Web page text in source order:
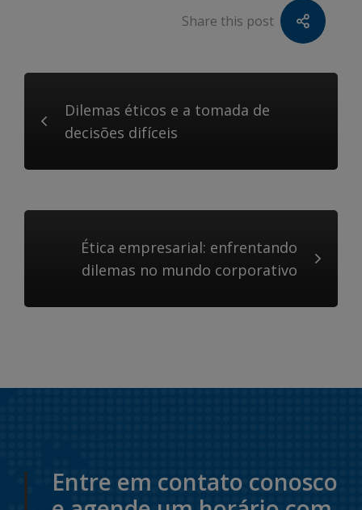
Share this post
Dilemas éticos e a tomada de
decisões difíceis
Ética empresarial: enfrentando
dilemas no mundo corporativo
Entre em contato conosco